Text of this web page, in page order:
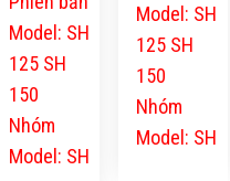
Model: SH
125 SH
150
Nhóm
Model: SH
Model: SH
125 SH
150
Nhóm
Model: SH